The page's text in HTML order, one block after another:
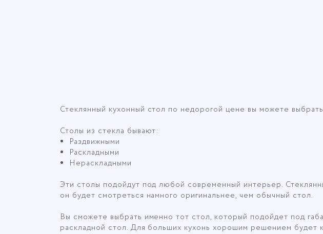
Описание для категории Столы стеклянные
Стеклянный кухонный стол по недорогой цене вы можете
Столы из стекла бывают:
Раздвижными
Раскладными
Нераскладными
Эти столы подойдут под любой современный интерьер.
он будет смотреться намного оригинальнее, чем обычный стол.
Вы сможете выбрать именно тот стол, который подойдет под
раскладной стол. Для больших кухонь хорошим решением